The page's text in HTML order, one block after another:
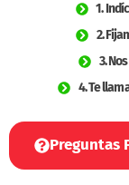
1.
2.
3.
4. Te
Preguntas